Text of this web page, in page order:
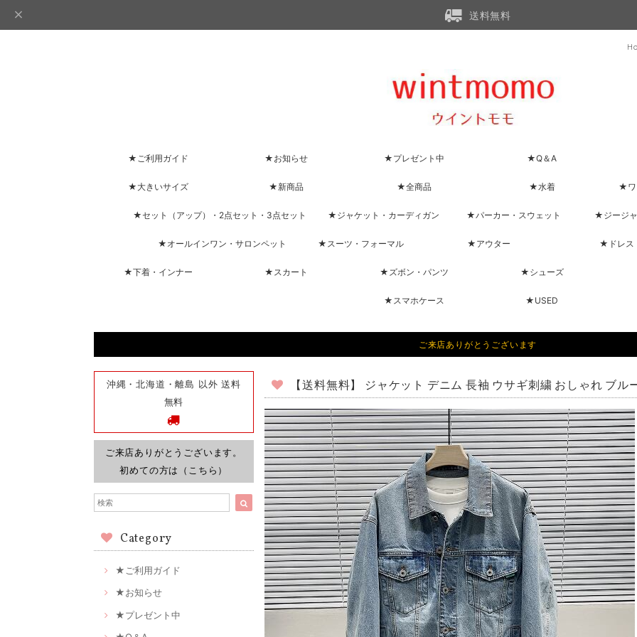
送料無料
★ご利用ガイド ★お知らせ ★プレゼント中 ★Q＆A
★大きいサイズ ★新商品 ★全商品 ★水着 ★ワ
★セット（アップ）・2点セット・3点セット ★ジャケット・カーディガン ★パーカー・スウェット ★ジージ
★オールインワン・サロンペット ★スーツ・フォーマル ★アウター ★ドレス
★下着・インナー ★スカート ★ズボン・パンツ ★シューズ
★スマホケース ★USED
ご来店ありがとうございます
沖縄・北海道・離島 以外 送料
無料
ご来店ありがとうございます。
初めての方は（こちら）
Category
★ご利用ガイド
★お知らせ
★プレゼント中
【送料無料】 ジャケット デニム 長袖 ウサギ刺繍 おしゃれ ブル